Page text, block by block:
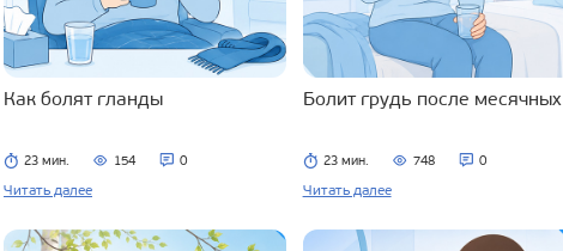
Как болят гланды
23 мин. 154 0
Читать далее
Болит грудь после месячных
23 мин. 748 0
Читать далее